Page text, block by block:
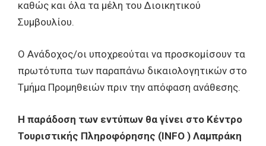
καθώς και όλα τα μέλη του Διοικητικού
Συμβουλίου.
Ο Ανάδοχος/οι υποχρεούται να προσκομίσουν τα
πρωτότυπα των παραπάνω δικαιολογητικών στο
Τμήμα Προμηθειών πριν την απόφαση ανάθεσης.
Η παράδοση των εντύπων θα γίνει στο Κέντρο
Τουριστικής Πληροφόρησης (INFO ) Λαμπράκη